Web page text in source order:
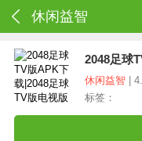
休闲益智
2048足球
休闲益智|
标签：